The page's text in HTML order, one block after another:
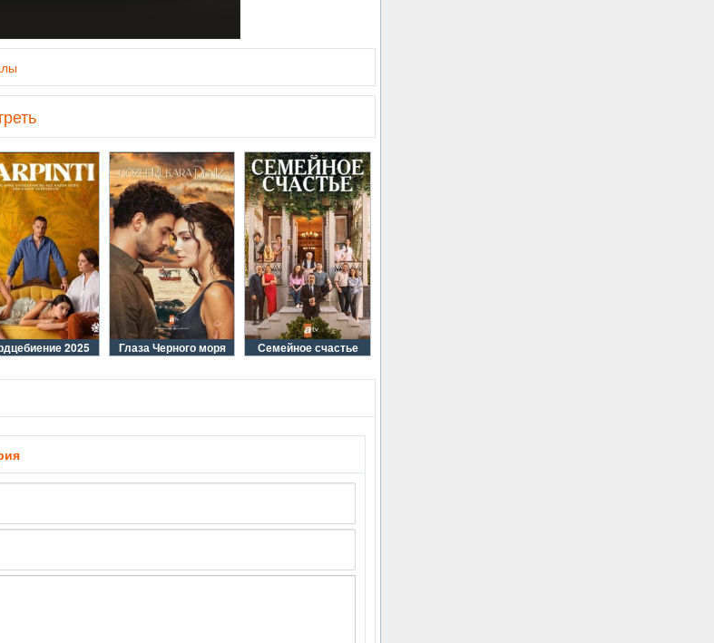
2025 Глаза Черного моря Семейное счастье